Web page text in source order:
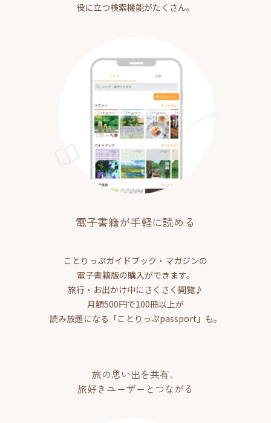
役に立つ検索機能がたくさん。
電子書籍が手軽に読める
ことりっぷガイドブック・マガジンの
電子書籍版の購入ができます。
旅行・お出かけ中にさくさく閲覧♪
月額500円で100冊以上が
読み放題になる「ことりっぷpassport」も。
旅の思い出を共有、
旅好きユーザーとつながる